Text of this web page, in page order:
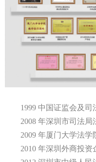
1999 中国证监会及
2008 年深圳市司法
2009 年厦门大学法
2010 年深圳外商投